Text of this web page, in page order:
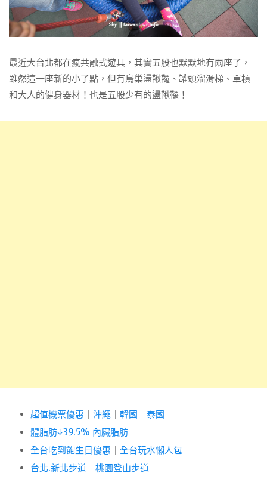
最近大台北都在瘋共融式遊具，其實五股也默默地有兩座了，
雖然這一座新的小了點，但有鳥巢盪鞦韆、罐頭溜滑梯、單槓
和大人的健身器材！也是五股少有的盪鞦韆！
超值機票優惠 沖繩 韓國
泰國
體脂肪↓39.5% 內臟脂肪
全台吃到飽生日優惠
全台玩水懶人包
台北.新北步道
桃園登山步道